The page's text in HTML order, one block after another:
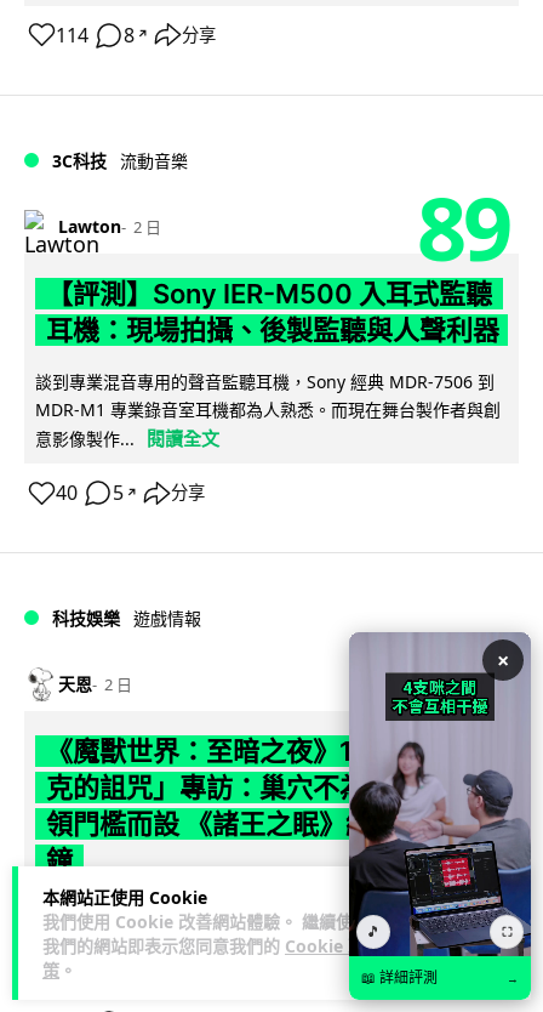
本網站正使用 Cookie
我們使用 Cookie 改善網站體驗。 繼續使用
我們的網站即表示您同意我們的 Cookie 政
策 。
114 8 ↗ 分享
3C科技 流動音樂
Lawton 2 日 89
【評測】Sony IER-M500 入耳式監聽
耳機：現場拍攝、後製監聽與人聲利器
談到專業混音專用的聲音監聽耳機，Sony 經典 MDR-7506 到
MDR-M1 專業錄音室耳機都為人熟悉。而現在舞台製作者與創
意影像製作...
閱讀全文
40 5 ↗ 分享
科技娛樂 遊戲情報
天恩 2 日
《魔獸世界：至暗之夜》12.1 「烏拉特
克的詛咒」專訪：巢穴不為提高世界首
領門檻而設 《諸王之眠》縮短約 10 分
鐘
《魔獸世界：至暗之夜》版本更新 12.1「烏拉特克的詛咒」將
於 8 月 13 日正式上線，帶來全新區域「盤蛇島」、地城「毒牙
祭壇」、新型態世...
×
🎵 ⛶
📖 詳細評測 →